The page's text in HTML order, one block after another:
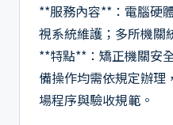
**服務內容**：電腦硬
視系統維護；多所機關
**特點**：矯正機關安
備操作均需依規定辦理
場程序與驗收規範。